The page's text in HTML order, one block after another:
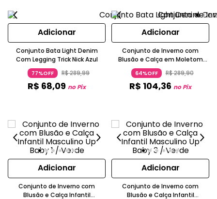
Adicionar
Conjunto Bata Light Denim
Com Legging Trick Nick Azul
77%OFF R$289,99
R$ 68,09 no Pix
Adicionar
Conjunto de Inverno com
Blusão e Calça em Moletom
para Menino Up Baby
64%OFF R$289,90
R$ 104,36 no Pix
Adicionar
Conjunto de Inverno com
Blusão e Calça Infantil
Adicionar
Conjunto de Inverno com
Blusão e Calça Infantil